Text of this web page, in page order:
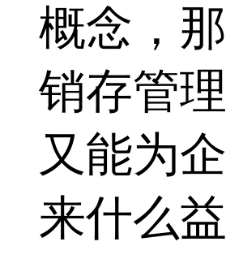
概念，
销存管
又能为
来什么